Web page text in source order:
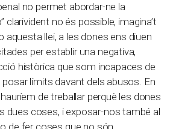
no permet abordar-ne la
clarivident no és possible, imagina’t
aquesta llei, a les dones ens diuen
per establir una negativa,
històrica que som incapaces de
límits davant dels abusos. En
de treballar perquè les dones
dues coses, i exposar-nos també al